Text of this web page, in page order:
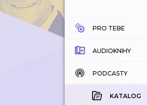
PRO TEBE
AUDIOKNIHY
KATALOG
KOUPENÉ
PODCASTY
KATALOG